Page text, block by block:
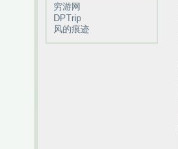
穷游网
DPTrip
风的痕迹